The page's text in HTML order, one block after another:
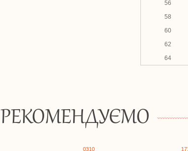
56
58
60
62
64
РЕКОМЕНДУЄМО